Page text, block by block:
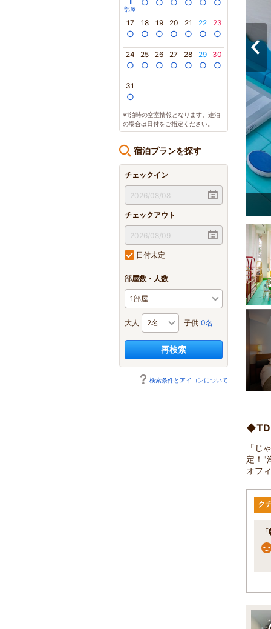
部屋
○ ○ ○ ○ ○ ○
17
○
18
○
19
○
20
○
21
○
22
○
23
○
24
○
25
○
26
○
27
○
28
○
29
○
30
○
31
○
※1泊時の空室情報となります。連泊
の場合は日付をご指定ください。
宿泊プランを探す
チェックイン
チェックアウト
日付未定
部屋数・人数
大人 子供 0名
再検索
検索条件とアイコンについて
「じ
定！"
オフ
ク